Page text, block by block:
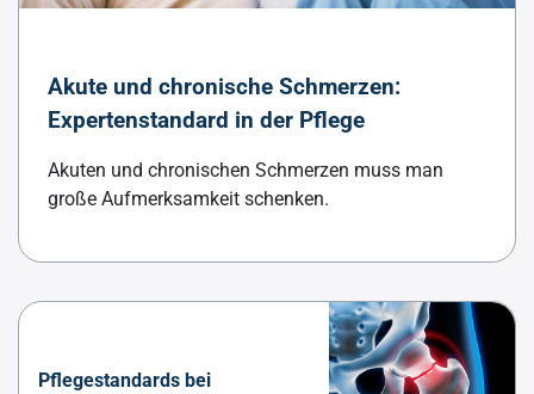
Akute und chronische Schmerzen:
Expertenstandard in der Pflege
Akuten und chronischen Schmerzen muss man
große Aufmerksamkeit schenken.
Pflegestandards bei